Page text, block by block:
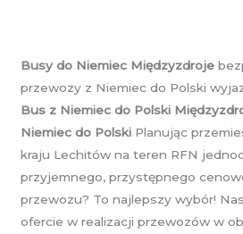
Busy do Niemiec Międzyzdroje
przewozy z Niemiec do Polski
Bus z Niemiec do Polski
Niemiec do Polski Planując
kraju Lechitów na teren RFN
przyjemnego, przystępnego
przewozu? To najlepszy wybór!
ofercie w realizacji przewozów w